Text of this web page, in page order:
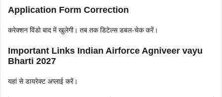
Application Form Correction
करेक्शन विंडो बाद में खुलेगी। तब तक डिटेल्स डबल-चेक करें।
Important Links Indian Airforce Agniveer vayu
Bharti 2027
यहां से डायरेक्ट अप्लाई करें।